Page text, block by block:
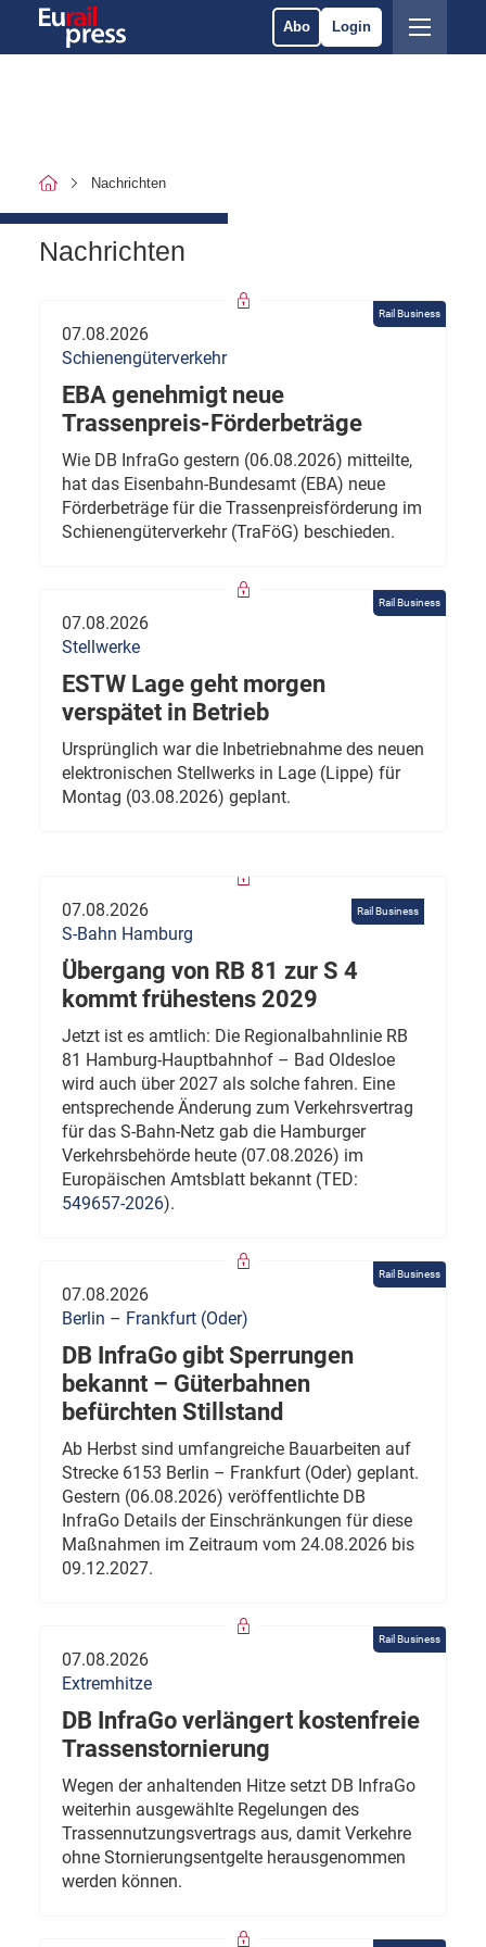
Abo Login
Nachrichten
Nachrichten
Rail Business
07.08.2026
Schienengüterverkehr
EBA genehmigt neue
Trassenpreis-Förderbeträge
Wie DB InfraGo gestern (06.08.2026) mitteilte,
hat das Eisenbahn-Bundesamt (EBA) neue
Förderbeträge für die Trassenpreisförderung im
Schienengüterverkehr (TraFöG) beschieden.
Rail Business
07.08.2026
Stellwerke
ESTW Lage geht morgen
verspätet in Betrieb
Ursprünglich war die Inbetriebnahme des neuen
elektronischen Stellwerks in Lage (Lippe) für
Montag (03.08.2026) geplant.
Rail Business
07.08.2026
S-Bahn Hamburg
Übergang von RB 81 zur S 4
kommt frühestens 2029
Jetzt ist es amtlich: Die Regionalbahnlinie RB
81 Hamburg-Hauptbahnhof – Bad Oldesloe
wird auch über 2027 als solche fahren. Eine
entsprechende Änderung zum Verkehrsvertrag
für das S-Bahn-Netz gab die Hamburger
Verkehrsbehörde heute (07.08.2026) im
Europäischen Amtsblatt bekannt (TED:
549657-2026).
Rail Business
07.08.2026
Berlin – Frankfurt (Oder)
DB InfraGo gibt Sperrungen
bekannt – Güterbahnen
befürchten Stillstand
Ab Herbst sind umfangreiche Bauarbeiten auf
Strecke 6153 Berlin – Frankfurt (Oder) geplant.
Gestern (06.08.2026) veröffentlichte DB
InfraGo Details der Einschränkungen für diese
Maßnahmen im Zeitraum vom 24.08.2026 bis
09.12.2027.
Rail Business
07.08.2026
Extremhitze
DB InfraGo verlängert kostenfreie
Trassenstornierung
Wegen der anhaltenden Hitze setzt DB InfraGo
weiterhin ausgewählte Regelungen des
Trassennutzungsvertrags aus, damit Verkehre
ohne Stornierungsentgelte herausgenommen
werden können.